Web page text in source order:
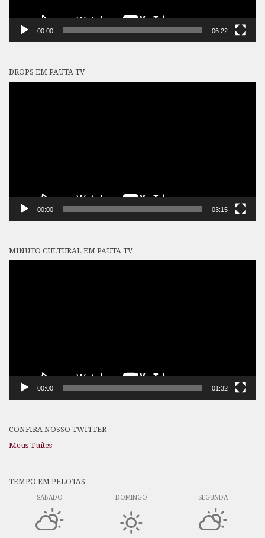
00:00 06:22
DROPS EM PAUTA TV
00:00 03:15
MINUTO CULTURAL EM PAUTA TV
00:00 01:32
CONFIRA NOSSO TWITTER
Meus Tuítes
TEMPO EM PELOTAS
SÁBADO DOMINGO SEGUNDA